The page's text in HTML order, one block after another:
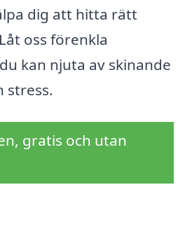
dig att hitta rätt
oss förenkla
kan njuta av skinande
stress.
gratis och utan